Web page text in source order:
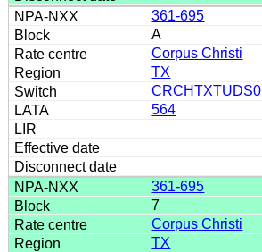
361-695
A
Corpus Christi
TX
CRCHTXTUDS0
564
361-695
7
Corpus Christi
TX